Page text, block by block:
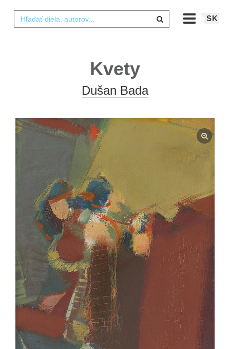
SK
Kvety
Dušan Bada